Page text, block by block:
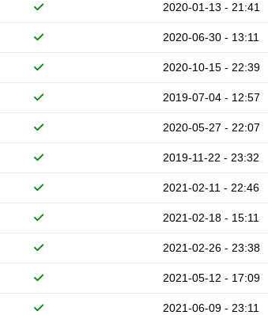
2020-01-13 - 21:41
2020-06-30 - 13:11
2020-10-15 - 22:39
2019-07-04 - 12:57
2020-05-27 - 22:07
2019-11-22 - 23:32
2021-02-11 - 22:46
2021-02-18 - 15:11
2021-02-26 - 23:38
2021-05-12 - 17:09
2021-06-09 - 23:11